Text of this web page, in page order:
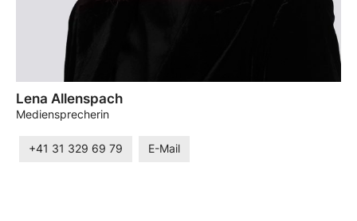
Lena Allenspach
Mediensprecherin
+41 31 329 69 79 E-Mail